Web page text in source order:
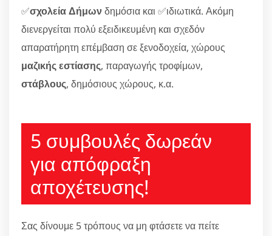
✅σχολεία Δήμωνδημόσια και ✅ιδιωτικά. Ακόμη
διενεργείται πολύ εξειδικευμένη και σχεδόν
απαρατήρητη επέμβαση σε ξενοδοχεία, χώρους
μαζικής εστίασης, παραγωγής τροφίμων,
στάβλους, δημόσιους χώρους, κ.α.
5 συμβουλές δωρεάν
για απόφραξη
αποχέτευσης!
Σας δίνουμε 5 τρόπους να μη φτάσετε να πείτε